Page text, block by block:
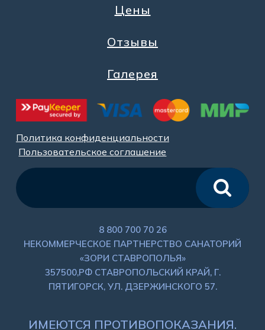
Цены
Отзывы
Галерея
Политика конфиденциальности
Пользовательское соглашение
8 800 700 70 26
НЕКОММЕРЧЕСКОЕ ПАРТНЕРСТВО САНАТОРИЙ
«ЗОРИ СТАВРОПОЛЬЯ»
357500,РФ СТАВРОПОЛЬСКИЙ КРАЙ, Г.
ПЯТИГОРСК, УЛ. ДЗЕРЖИНСКОГО 57.
ИМЕЮТСЯ ПРОТИВОПОКАЗАНИЯ.